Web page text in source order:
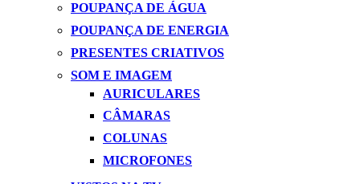
POUPANÇA DE ÁGUA
POUPANÇA DE ENERGIA
PRESENTES CRIATIVOS
SOM E IMAGEM
AURICULARES
CÂMARAS
COLUNAS
MICROFONES